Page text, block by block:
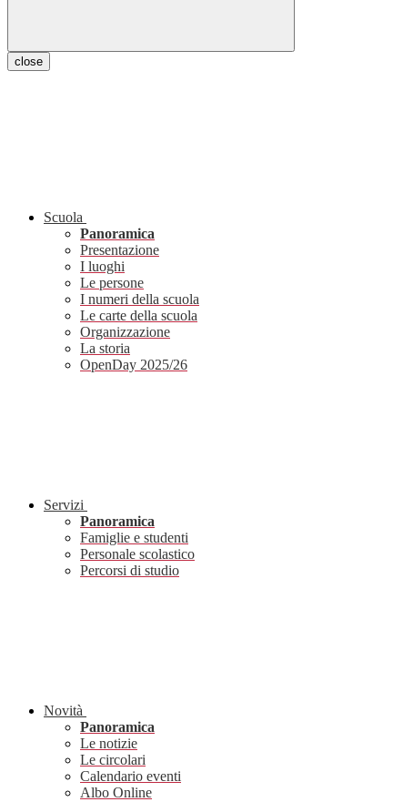
close
Scuola
Panoramica
Presentazione
I luoghi
Le persone
I numeri della scuola
Le carte della scuola
Organizzazione
La storia
OpenDay 2025/26
Servizi
Panoramica
Famiglie e studenti
Personale scolastico
Percorsi di studio
Novità
Panoramica
Le notizie
Le circolari
Calendario eventi
Albo Online